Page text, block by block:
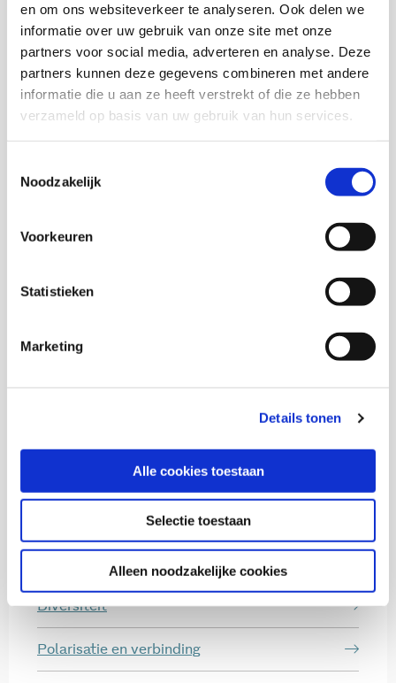
en om ons websiteverkeer te analyseren. Ook delen we
informatie over uw gebruik van onze site met onze
partners voor social media, adverteren en analyse. Deze
partners kunnen deze gegevens combineren met andere
informatie die u aan ze heeft verstrekt of die ze hebben
verzameld op basis van uw gebruik van hun services.
Noodzakelijk
Voorkeuren
Statistieken
Marketing
Details tonen
Alle cookies toestaan
Selectie toestaan
Alleen noodzakelijke cookies
Download via KIS
Senior onderzoeker en themacoördinator Sociale
Diversiteit
Polarisatie en verbinding